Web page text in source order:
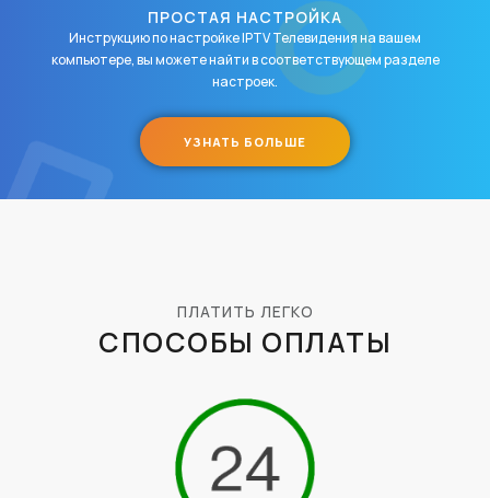
ПРОСТАЯ НАСТРОЙКА
Инструкцию по настройке IPTV Телевидения на вашем
компьютере, вы можете найти в соответствующем разделе
настроек.
УЗНАТЬ БОЛЬШЕ
ПЛАТИТЬ ЛЕГКО
СПОСОБЫ ОПЛАТЫ